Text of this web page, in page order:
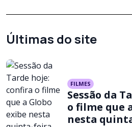
Últimas do site
FILMES
Sessão da
o filme que
nesta